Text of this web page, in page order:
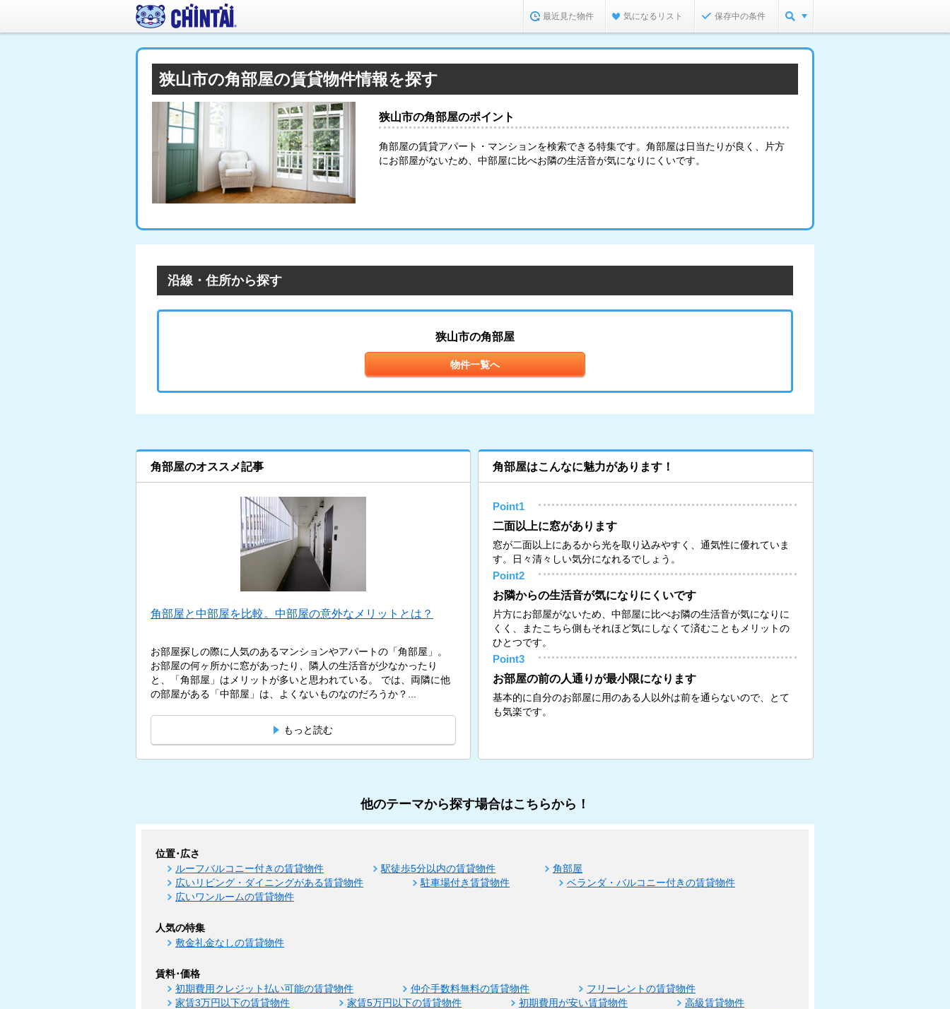
最近見た物件 気になるリスト 保存中の条件
狭山市の角部屋の賃貸物件情報を探す
狭山市の角部屋のポイント
角部屋の賃貸アパート・マンションを検索できる特集です。角部屋は日当たりが良く、片方
にお部屋がないため、中部屋に比べお隣の生活音が気になりにくいです。
沿線・住所から探す
狭山市の角部屋
物件一覧へ
角部屋のオススメ記事
角部屋と中部屋を比較。中部屋の意外なメリットとは？
お部屋探しの際に人気のあるマンションやアパートの「角部屋」。
お部屋の何ヶ所かに窓があったり、隣人の生活音が少なかったり
と、「角部屋」はメリットが多いと思われている。 では、両隣に他
の部屋がある「中部屋」は、よくないものなのだろうか？...
もっと読む
角部屋はこんなに魅力があります！
Point1
二面以上に窓があります
窓が二面以上にあるから光を取り込みやすく、通気性に優れていま
す。日々清々しい気分になれるでしょう。
Point2
お隣からの生活音が気になりにくいです
片方にお部屋がないため、中部屋に比べお隣の生活音が気になりに
くく、またこちら側もそれほど気にしなくて済むこともメリットの
ひとつです。
Point3
お部屋の前の人通りが最小限になります
基本的に自分のお部屋に用のある人以外は前を通らないので、とて
も気楽です。
他のテーマから探す場合はこちらから！
位置･広さ
ルーフバルコニー付きの賃貸物件 駅徒歩5分以内の賃貸物件
角部屋
広いリビング・ダイニングがある賃貸物件
駐車場付き賃貸物件
ベランダ・バルコニー付きの賃貸物件
広いワンルームの賃貸物件
人気の特集
敷金礼金なしの賃貸物件
賃料･価格
初期費用クレジット払い可能の賃貸物件 仲介手数料無料の賃貸物件
フリーレントの賃貸物件
家賃3万円以下の賃貸物件
家賃5万円以下の賃貸物件 初期費用が安い賃貸物件
高級賃貸物件